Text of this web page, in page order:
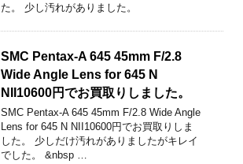
た。 少し汚れがありました。
SMC Pentax-A 645 45mm F/2.8
Wide Angle Lens for 645 N
NII10600円でお買取りしました。
SMC Pentax-A 645 45mm F/2.8 Wide Angle
Lens for 645 N NII10600円でお買取りしま
した。 少しだけ汚れがありましたがキレイ
でした。 &nbsp …